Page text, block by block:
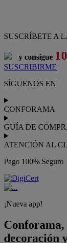
SUSCRÍBETE A
y consigue
SUSCRIBIRME
SÍGUENOS EN
CONFORAMA
GUÍA DE
ATENCIÓN AL
Pago 100% Seguro
¡Nueva app!
Conforama,
decoración